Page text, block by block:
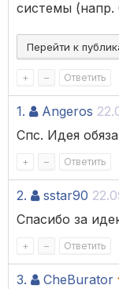
системы (напр.
Перейти к
+ – Ответить
1. Angeros
Спс. Идея
+ – Ответить
2. sstar90
Спасибо за
+ – Ответить
3. CheBurator